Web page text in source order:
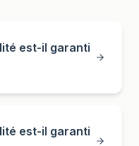
est-il garanti
est-il garanti